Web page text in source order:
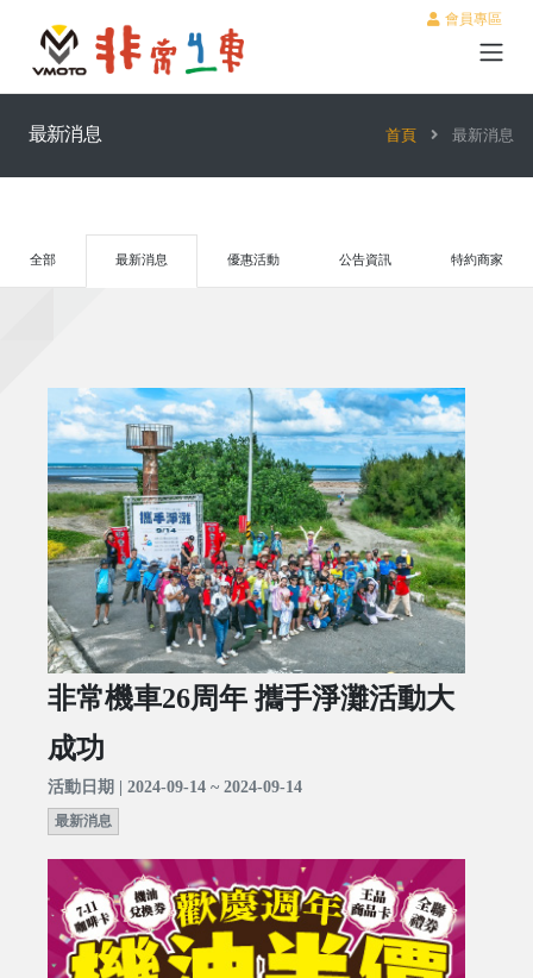
會員專區
最新消息 首頁 最新消息
全部 最新消息 優惠活動 公告資訊 特約商家
非常機車26周年 攜手淨灘活動大
成功
活動日期 | 2024-09-14 ~ 2024-09-14
最新消息